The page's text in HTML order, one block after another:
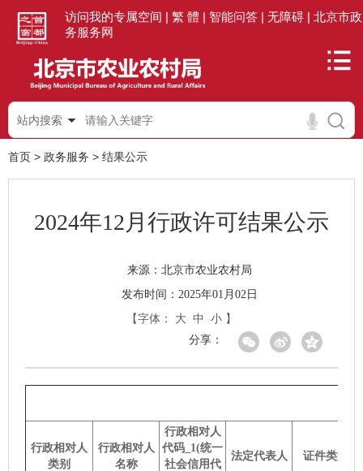
访问我的专属空间 | 繁 體 | 智能问答 | 无障碍 | 北京市政
务服务网
站内搜索
首页 > 政务服务 > 结果公示
2024年12月行政许可结果公示
来源： 北京市农业农村局
发布时间：2025年01月02日
【字体：
大 中 小 】
分享：
行政相对人
类别
行政相对人
名称
行政相对人
代码_1(统一
社会信用代
法定代表人 证件类型